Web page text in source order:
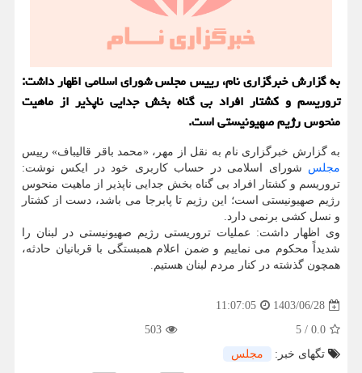
به گزارش خبرگزاری نام، رییس مجلس شورای اسلامی اظهار داشت:
تروریسم و کشتار افراد بی گناه بخش جدایی ناپذیر از ماهیت
منحوس رژیم صهیونیستی است.
به گزارش خبرگزاری نام به نقل از مهر، «محمد باقر قالیباف» رییس
مجلس شورای اسلامی در حساب کاربری خود در ایکس نوشت:
تروریسم و کشتار افراد بی گناه بخش جدایی ناپذیر از ماهیت منحوس
رژیم صهیونیستی است؛ این رژیم تا پابرجا می باشد، دست از کشتار
و نسل کشی برنمی دارد.
وی اظهار داشت: عملیات تروریستی رژیم صهیونیستی در لبنان را
شدیداً محکوم می نماییم و ضمن اعلام همبستگی با قربانیان حادثه،
همچون گذشته در کنار مردم لبنان هستیم.
1403/06/28
11:07:05
0.0
/
5
503
تگهای خبر:
مجلس